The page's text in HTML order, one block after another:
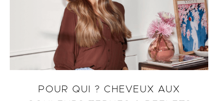
POUR QUI ? CHEVEUX AUX